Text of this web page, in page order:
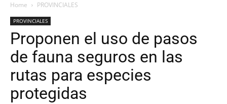
Home PROVINCIALES
PROVINCIALES
Proponen el uso de pasos
de fauna seguros en las
rutas para especies
protegidas